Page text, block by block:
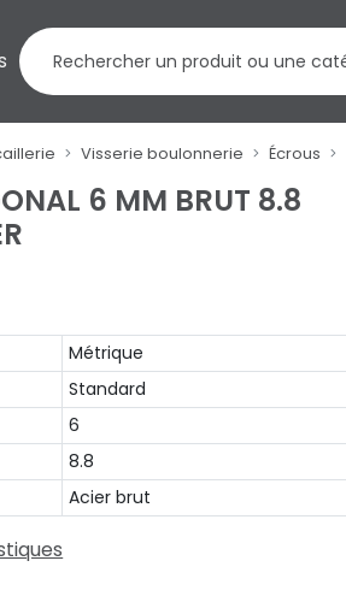
Visserie boulonnerie Écrous
6 MM BRUT 8.8
Métrique
Standard
6
8.8
Acier brut